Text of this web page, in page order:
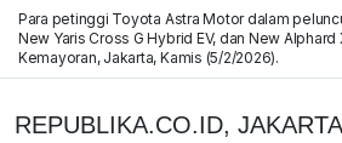
Para petinggi Toyota Astra Motor dalam
New Yaris Cross G Hybrid EV, dan New Alphard
Kemayoran, Jakarta, Kamis (5/2/2026).
REPUBLIKA.CO.ID,